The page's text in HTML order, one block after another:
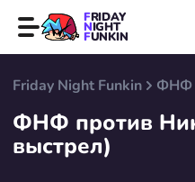
FRIDAY
NIGHT
FUNKIN
Friday Night Funkin ФНФ
ФНФ против
выстрел)